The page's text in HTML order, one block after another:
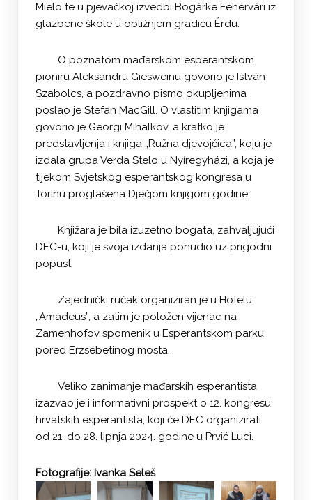
Mielo te u pjevačkoj izvedbi Bogárke Fehérvári iz
glazbene škole u obližnjem gradiću Érdu.
O poznatom mađarskom esperantskom
pioniru Aleksandru Giesweinu govorio je István
Szabolcs, a pozdravno pismo okupljenima
poslao je Stefan MacGill. O vlastitim knjigama
govorio je Georgi Mihalkov, a kratko je
predstavljenja i knjiga „Ružna djevojčica”, koju je
izdala grupa Verda Stelo u Nyíregyházi, a koja je
tijekom Svjetskog esperantskog kongresa u
Torinu proglašena Dječjom knjigom godine.
Knjižara je bila izuzetno bogata, zahvaljujući
DEC-u, koji je svoja izdanja ponudio uz prigodni
popust.
Zajednički ručak organiziran je u Hotelu
„Amadeus”, a zatim je položen vijenac na
Zamenhofov spomenik u Esperantskom parku
pored Erzsébetinog mosta.
Veliko zanimanje mađarskih esperantista
izazvao je i informativni prospekt o 12. kongresu
hrvatskih esperantista, koji će DEC organizirati
od 21. do 28. lipnja 2024. godine u Prvić Luci.
Fotografije: Ivanka Seleš